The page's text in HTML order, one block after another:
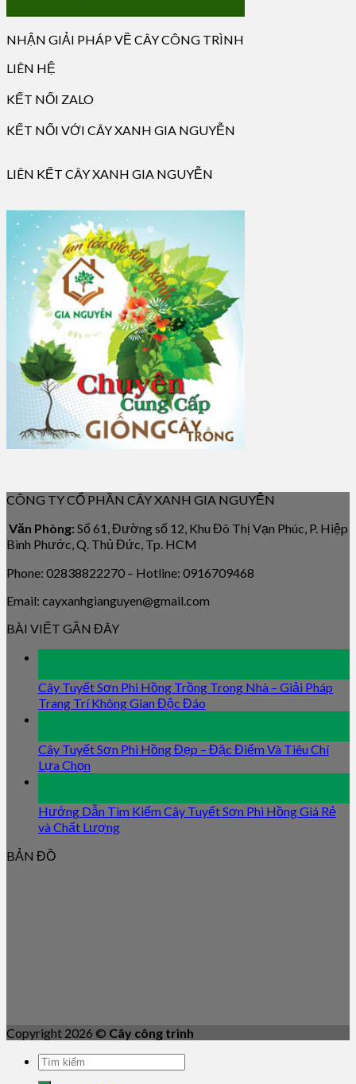
NHẬN GIẢI PHÁP VỀ CÂY CÔNG TRÌNH
LIÊN HỆ
KẾT NỐI ZALO
KẾT NỐI VỚI CÂY XANH GIA NGUYỄN
LIÊN KẾT CÂY XANH GIA NGUYỄN
CÔNG TY CỔ PHẦN CÂY XANH GIA NGUYỄN
Văn Phòng: Số 61, Đường số 12, Khu Đô Thị Vạn Phúc, P. Hiệp
Bình Phước, Q. Thủ Đức, Tp. HCM
Phone: 02838822270 – Hotline: 0916709468
Email: cayxanhgianguyen@gmail.com
BÀI VIẾT GẦN ĐÂY
Cây Tuyết Sơn Phi Hồng Trồng Trong Nhà – Giải Pháp
Trang Trí Không Gian Độc Đáo
Cây Tuyết Sơn Phi Hồng Đẹp – Đặc Điểm Và Tiêu Chí
Lựa Chọn
Hướng Dẫn Tìm Kiếm Cây Tuyết Sơn Phi Hồng Giá Rẻ
và Chất Lượng
BẢN ĐỒ
Copyright 2026 © Cây công trình